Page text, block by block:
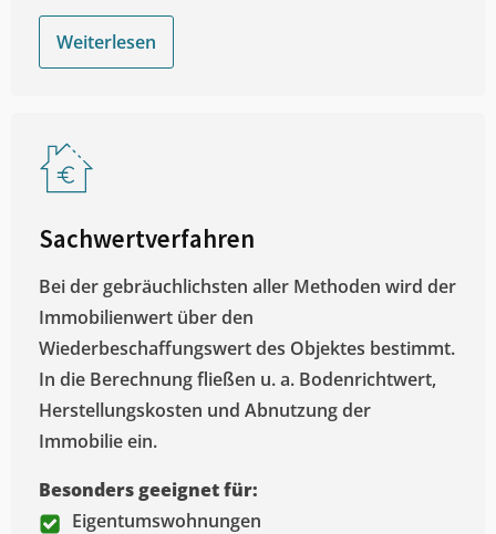
Weiterlesen
Sachwertverfahren
Bei der gebräuchlichsten aller Methoden wird der
Immobilienwert über den
Wiederbeschaffungswert des Objektes bestimmt.
In die Berechnung fließen u. a. Bodenrichtwert,
Herstellungskosten und Abnutzung der
Immobilie ein.
Besonders geeignet für:
Eigentumswohnungen